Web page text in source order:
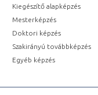
Kiegészítő alapképzés
Mesterképzés
Doktori képzés
Szakirányú továbbképzés
Egyéb képzés